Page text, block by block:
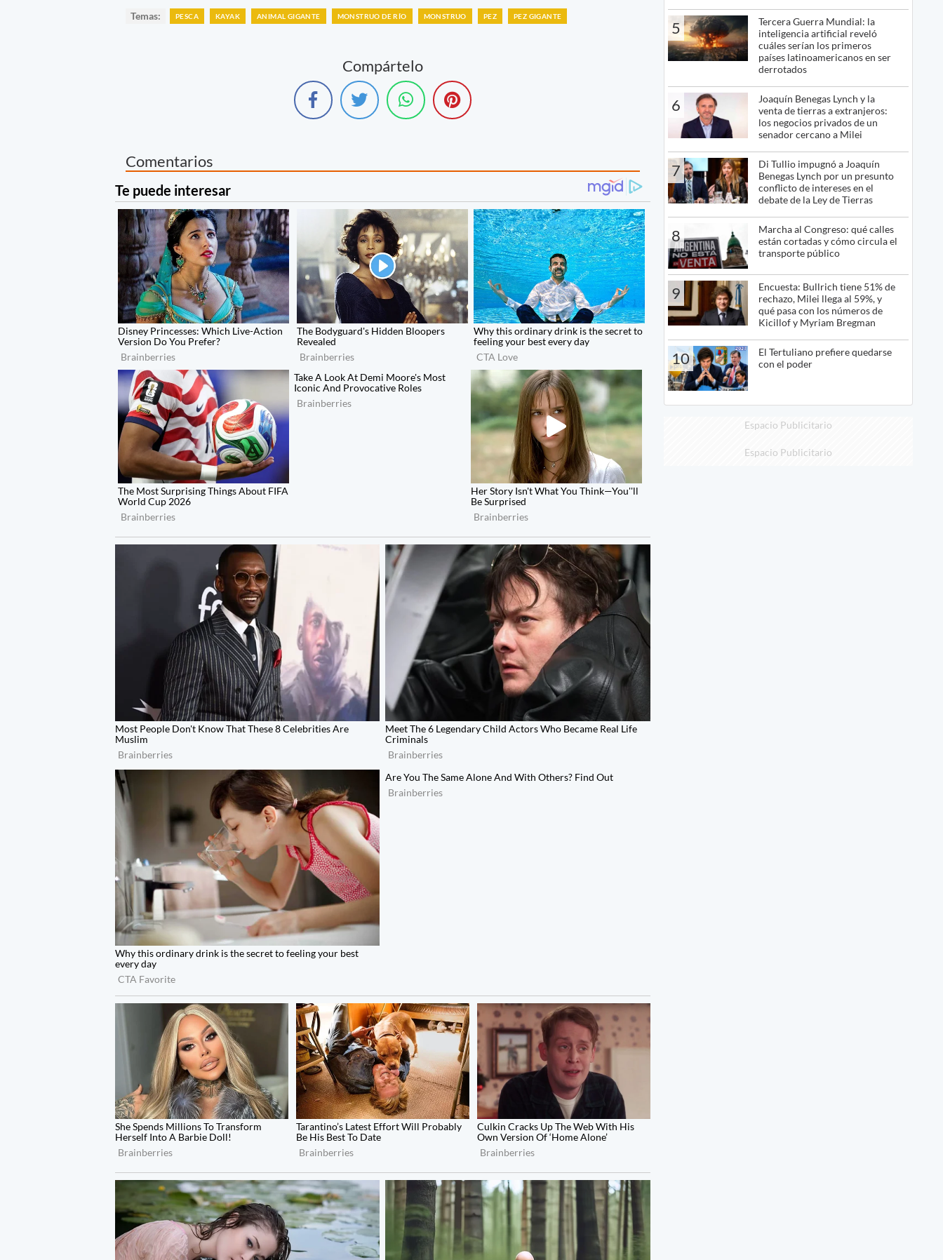
Temas: PESCA KAYAK ANIMAL GIGANTE MONSTRUO DE RÍO MONSTRUO PEZ PEZ GIGANTE
Compártelo
Comentarios
5
Tercera Guerra Mundial: la
inteligencia artificial reveló
cuáles serían los primeros
países latinoamericanos en ser
derrotados
6
Joaquín Benegas Lynch y la
venta de tierras a extranjeros:
los negocios privados de un
senador cercano a Milei
7
Di Tullio impugnó a Joaquín
Benegas Lynch por un presunto
conflicto de intereses en el
debate de la Ley de Tierras
8
Marcha al Congreso: qué calles
están cortadas y cómo circula el
transporte público
9
Encuesta: Bullrich tiene 51% de
rechazo, Milei llega al 59%, y
qué pasa con los números de
Kicillof y Myriam Bregman
10
El Tertuliano prefiere quedarse
con el poder
Espacio Publicitario
Espacio Publicitario